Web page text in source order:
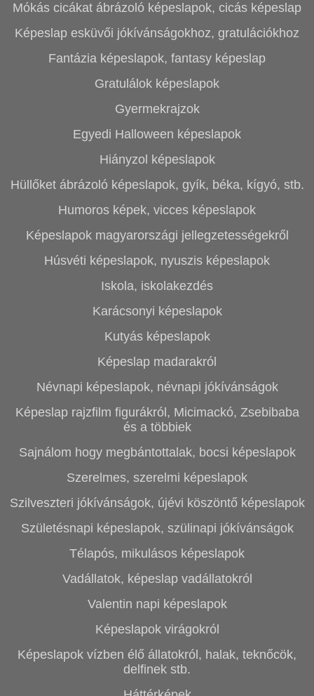
Mókás cicákat ábrázoló képeslapok, cicás képeslap
Képeslap esküvői jókívánságokhoz, gratulációkhoz
Fantázia képeslapok, fantasy képeslap
Gratulálok képeslapok
Gyermekrajzok
Egyedi Halloween képeslapok
Hiányzol képeslapok
Hüllőket ábrázoló képeslapok, gyík, béka, kígyó, stb.
Humoros képek, vicces képeslapok
Képeslapok magyarországi jellegzetességekről
Húsvéti képeslapok, nyuszis képeslapok
Iskola, iskolakezdés
Karácsonyi képeslapok
Kutyás képeslapok
Képeslap madarakról
Névnapi képeslapok, névnapi jókívánságok
Képeslap rajzfilm figurákról, Micimackó, Zsebibaba
és a többiek
Sajnálom hogy megbántottalak, bocsi képeslapok
Szerelmes, szerelmi képeslapok
Szilveszteri jókívánságok, újévi köszöntő képeslapok
Születésnapi képeslapok, szülinapi jókívánságok
Télapós, mikulásos képeslapok
Vadállatok, képeslap vadállatokról
Valentin napi képeslapok
Képeslapok virágokról
Képeslapok vízben élő állatokról, halak, teknőcök,
delfinek stb.